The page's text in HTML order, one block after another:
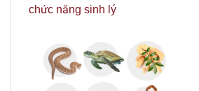
chức năng sinh lý